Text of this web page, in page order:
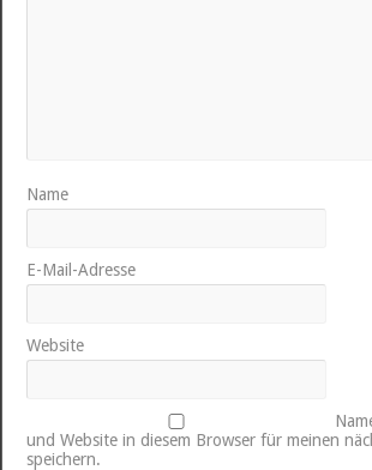
Name
E-Mail-Adresse
Website
und Website in diesem Browser für meinen
speichern.